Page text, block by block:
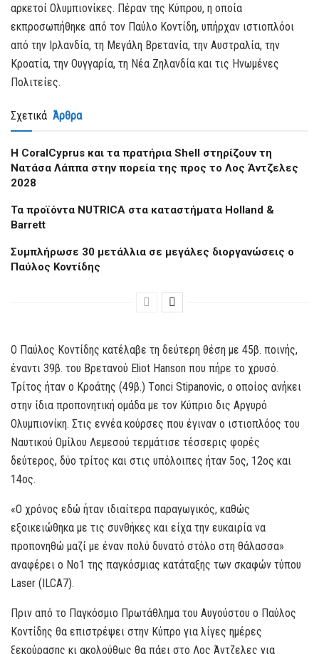
αρκετοί Ολυμπιονίκες. Πέραν της Κύπρου, η οποία
εκπροσωπήθηκε από τον Παύλο Κοντίδη, υπήρχαν ιστιοπλόοι
από την Ιρλανδία, τη Μεγάλη Βρετανία, την Αυστραλία, την
Κροατία, την Ουγγαρία, τη Νέα Ζηλανδία και τις Ηνωμένες
Πολιτείες.
Σχετικά Άρθρα
Η CoralCyprus και τα πρατήρια Shell στηρίζουν τη
Νατάσα Λάππα στην πορεία της προς το Λος Άντζελες
2028
Τα προϊόντα NUTRICA στα καταστήματα Holland &
Barrett
Συμπλήρωσε 30 μετάλλια σε μεγάλες διοργανώσεις ο
Παύλος Κοντίδης
Ο Παύλος Κοντίδης κατέλαβε τη δεύτερη θέση με 45β. ποινής,
έναντι 39β. του Βρετανού Εliot Hanson που πήρε το χρυσό.
Τρίτος ήταν ο Κροάτης (49β.) Τonci Stipanovic, ο οποίος ανήκει
στην ίδια προπονητική ομάδα με τον Κύπριο δις Αργυρό
Ολυμπιονίκη. Στις εννέα κούρσες που έγιναν ο ιστιοπλόος του
Ναυτικού Ομίλου Λεμεσού τερμάτισε τέσσερις φορές
δεύτερος, δύο τρίτος και στις υπόλοιπες ήταν 5ος, 12ος και
14ος.
«Ο χρόνος εδώ ήταν ιδιαίτερα παραγωγικός, καθώς
εξοικειώθηκα με τις συνθήκες και είχα την ευκαιρία να
προπονηθώ μαζί με έναν πολύ δυνατό στόλο στη θάλασσα»
αναφέρει ο Νο1 της παγκόσμιας κατάταξης των σκαφών τύπου
Laser (ILCA7).
Πριν από το Παγκόσμιο Πρωτάθλημα του Αυγούστου ο Παύλος
Κοντίδης θα επιστρέψει στην Κύπρο για λίγες ημέρες
ξεκούρασης κι ακολούθως θα πάει στο Λος Άντζελες για